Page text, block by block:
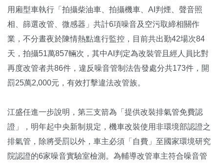
用廂型車執行「拍攝柴油車、拍攝機車、AI判煙、聲音照
相、篩選改管、微感器」共計6項噪音及空污取締相關作
業，不分晝夜於陳情熱點進行監控，目前共出勤42場次84
天，拍攝51萬857輛次，其中AI判定為改裝管且經人員比對
再度改管者共86件，違反噪音管制法告發處分共173件，開
罰25萬2,000元，有效打擊違法改管族。
江盛任進一步說明，第三支箭為「提供改裝排氣管免費認
證」，明年起中央新制規定，機車改裝使用非環境部認證之
排氣管，除將受罰以外，車主必須「自費」至國家環境研究
院認證的6家噪音實驗室檢測。為輔導改管車主符合噪音管